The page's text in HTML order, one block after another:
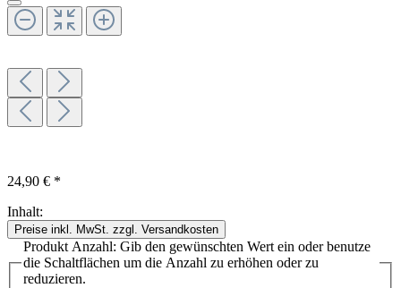
24,90 € *
Inhalt:
Preise inkl. MwSt. zzgl. Versandkosten
Produkt Anzahl: Gib den gewünschten Wert ein oder benutze
die Schaltflächen um die Anzahl zu erhöhen oder zu
reduzieren.